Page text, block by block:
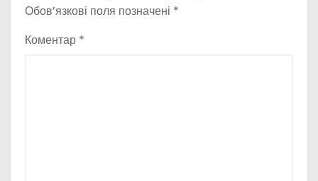
Обов’язкові поля позначені *
Коментар *